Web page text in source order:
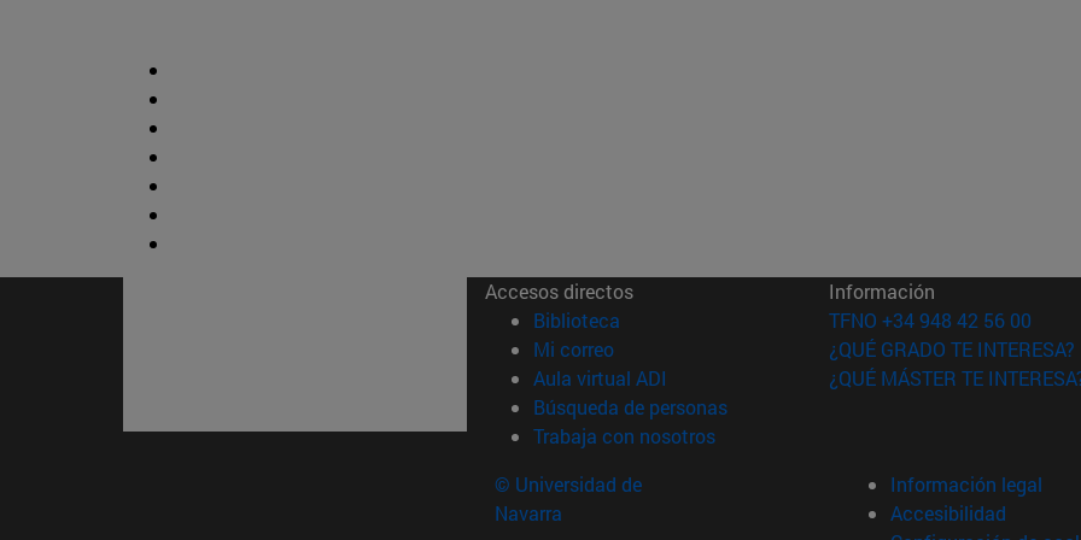
Accesos directos
Biblioteca (abre en nueva ventana)
Mi correo(abre en nueva ventana)
Aula virtual ADI (abre en nueva ventana)
Búsqueda de personas(abre en nueva ventana)
Trabaja con nosotros(abre en nueva ventana)
Información
TFNO +34 948 42 56 00
¿QUÉ GRADO TE INTERESA?
¿QUÉ MÁSTER TE
© Universidad de
Navarra
Información legal
Accesibilidad